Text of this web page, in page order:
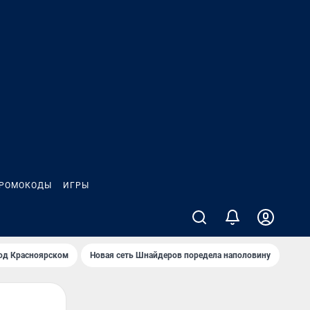
ИГРЫ
Крaсноярском Новая сеть Шнайдеров поредела наполовину